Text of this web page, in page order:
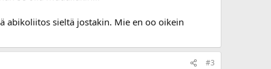
abikoliitos sieltä jostakin. Mie en oo oikein
#3